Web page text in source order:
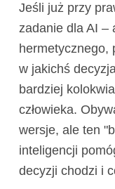
Jeśli już przy
zadanie dla AI –
hermetycznego,
w jakichś
bardziej
człowieka.
wersje, ale ten
inteligencji
decyzji chodzi i